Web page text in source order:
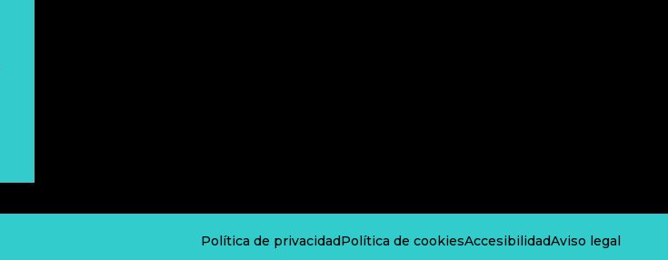
Política de privacidadPolítica de cookiesAccesibilidadAviso legal